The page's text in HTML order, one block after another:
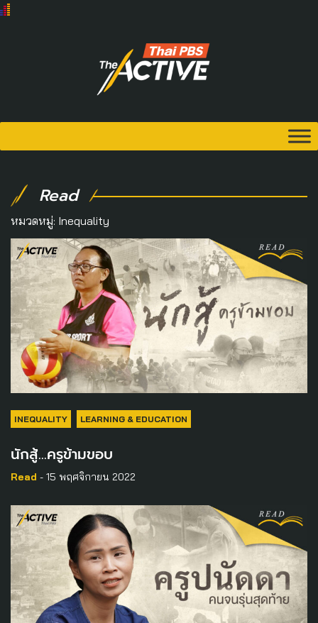
Read
หมวดหมู่: Inequality
INEQUALITY LEARNING & EDUCATION
นักสู้…ครูข้ามขอบ
Read - 15 พฤศจิกายน 2022